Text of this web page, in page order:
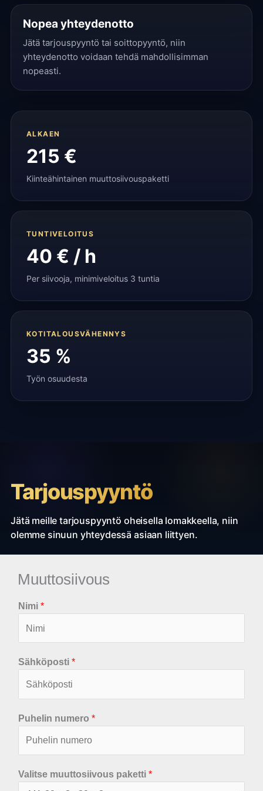
Nopea yhteydenotto
Jätä tarjouspyyntö tai soittopyyntö, niin
yhteydenotto voidaan tehdä mahdollisimman
nopeasti.
ALKAEN
215 €
Kiinteähintainen muuttosiivouspaketti
TUNTIVELOITUS
40 € / h
Per siivooja, minimiveloitus 3 tuntia
KOTITALOUSVÄHENNYS
35 %
Työn osuudesta
Tarjouspyyntö
Jätä meille tarjouspyyntö oheisella lomakkeella, niin
olemme sinuun yhteydessä asiaan liittyen.
Muuttosiivous
Nimi *
Sähköposti *
Puhelin numero *
Valitse muuttosiivous paketti *